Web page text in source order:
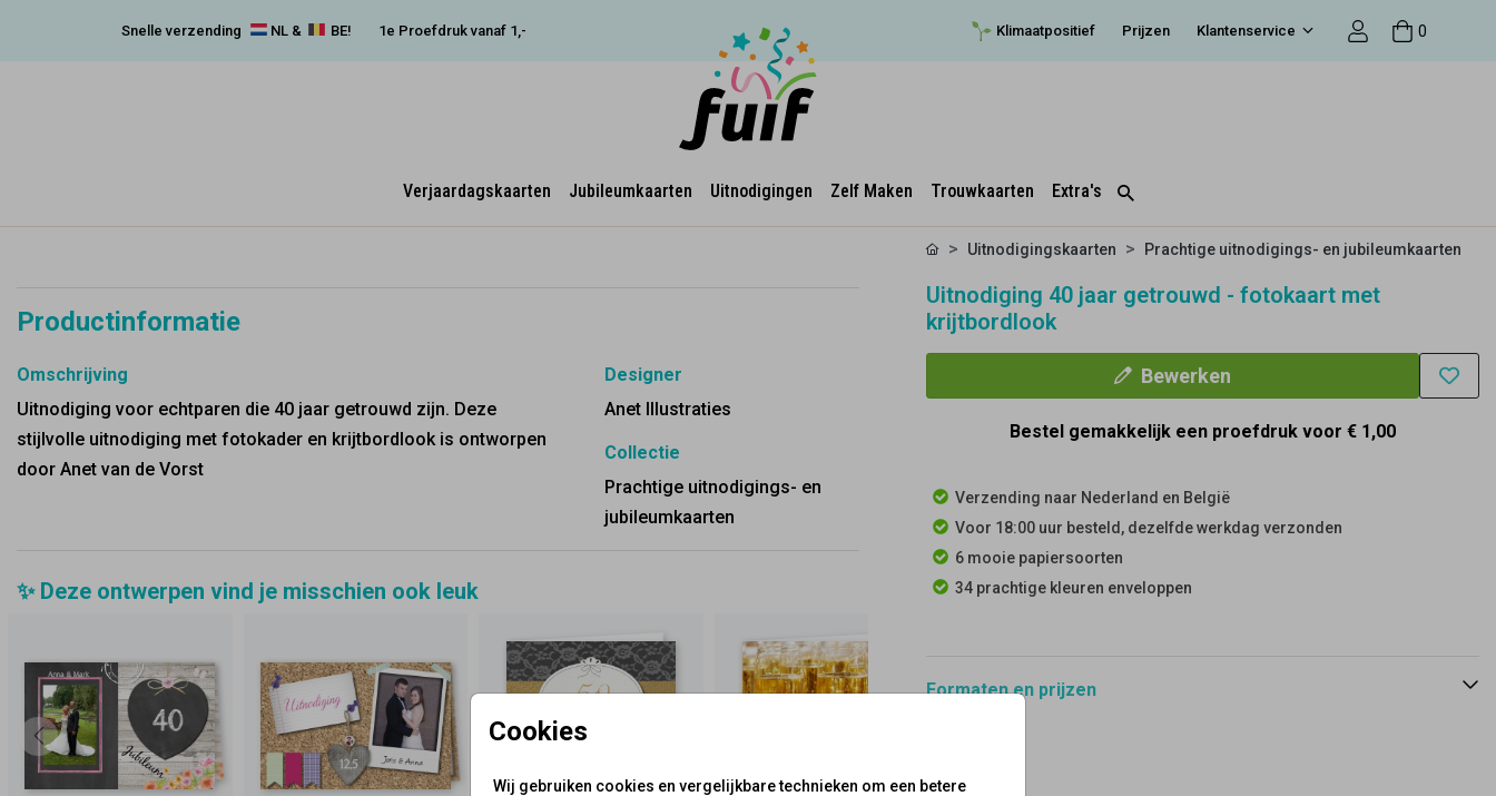
Snelle verzending NL & BE! 1e Proefdruk vanaf 1,- Klimaatpositief Prijzen Klantenservice 0
Verjaardagskaarten Jubileumkaarten Uitnodigingen Zelf Maken Trouwkaarten Extra's
Cookies
Wij gebruiken cookies en vergelijkbare technieken om een betere
Productinformatie
Omschrijving
Uitnodiging voor echtparen die 40 jaar getrouwd zijn. Deze
stijlvolle uitnodiging met fotokader en krijtbordlook is ontworpen
door Anet van de Vorst
Designer
Anet Illustraties
Collectie
Prachtige uitnodigings- en
jubileumkaarten
✨ Deze ontwerpen vind je misschien ook leuk
Uitnodigingskaarten Prachtige uitnodigings- en jubileumkaarten
Uitnodiging 40 jaar getrouwd - fotokaart met
krijtbordlook
Bewerken
Bestel gemakkelijk een proefdruk voor € 1,00
Verzending naar Nederland en België
Voor 18:00 uur besteld, dezelfde werkdag verzonden
6 mooie papiersoorten
34 prachtige kleuren enveloppen
Formaten en prijzen